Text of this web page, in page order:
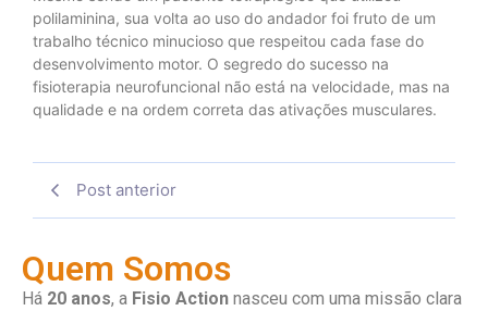
polilaminina, sua volta ao uso do andador foi fruto de um
trabalho técnico minucioso que respeitou cada fase do
desenvolvimento motor. O segredo do sucesso na
fisioterapia neurofuncional não está na velocidade, mas na
qualidade e na ordem correta das ativações musculares.
Post anterior
Quem Somos
Há 20 anos, a Fisio Action nasceu com uma missão clara